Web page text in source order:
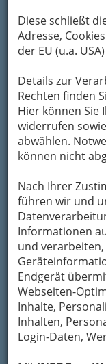
Diese schließt
Adresse,
der EU (u.a.
Details zur
Rechten finden
Hier können Sie
widerrufen
abwählen.
können nicht
Nach Ihrer
führen wir und
Informationen
und
Endgerät
Webseiten-
Inhalte,
Inhalten,
Login-Daten,
Die Autos von
besonders
der
des Autoclubs
gerufen
Kategorien
vorn, teilte der
Trend fort, der
zwei Jahren
der Minivan-
gemeinsam
sieben
und Volkswagen.
Man hat
Rettung
Harald
In der